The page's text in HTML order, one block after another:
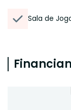
Sala de